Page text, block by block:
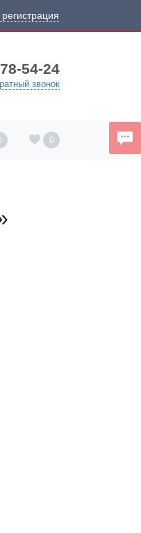
54-24
звонок
0